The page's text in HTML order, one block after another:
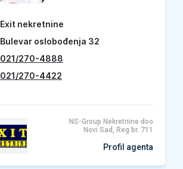
Exit nekretnine
Bulevar oslobođenja 32
021/270-4888
021/270-4422
NS-Group Nekretnine doo
Novi Sad, Reg.br. 711
Profil agenta